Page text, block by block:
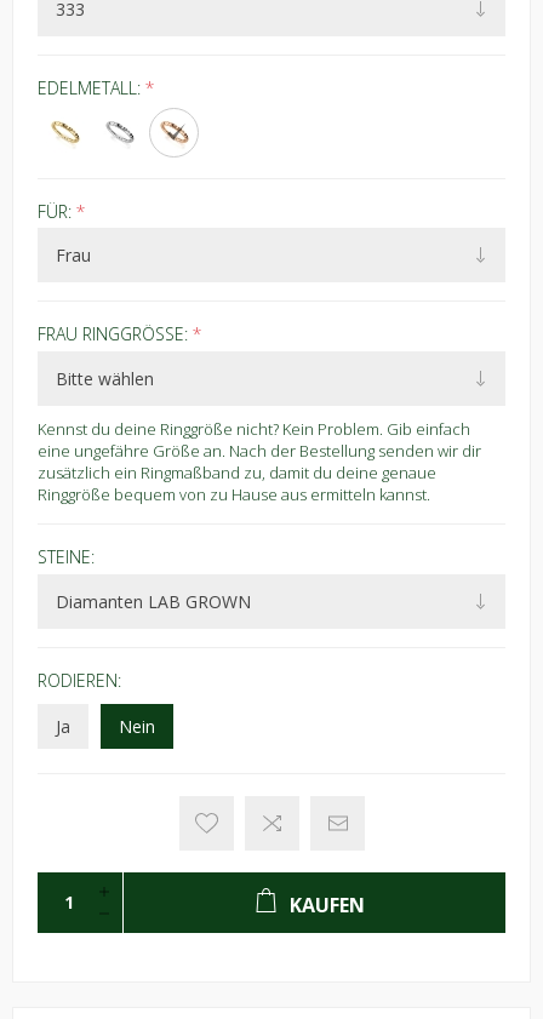
EDELMETALL: *
FÜR: *
FRAU RINGGRÖSSE: *
Kennst du deine Ringgröße nicht? Kein Problem. Gib einfach
eine ungefähre Größe an. Nach der Bestellung senden wir dir
zusätzlich ein Ringmaßband zu, damit du deine genaue
Ringgröße bequem von zu Hause aus ermitteln kannst.
STEINE:
RODIEREN:
Ja
Nein
KAUFEN